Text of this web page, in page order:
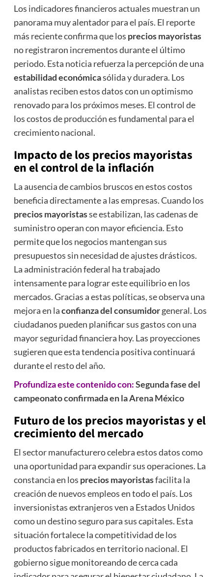
Los indicadores financieros actuales muestran un
panorama muy alentador para el país. El reporte
más reciente confirma que los precios mayoristas
no registraron incrementos durante el último
periodo. Esta noticia refuerza la percepción de una
estabilidad económicasólida y duradera. Los
analistas reciben estos datos con un optimismo
renovado para los próximos meses. El control de
los costos de producción es fundamental para el
crecimiento nacional.
Impacto de los precios mayoristas
en el control de la inflación
La ausencia de cambios bruscos en estos costos
beneficia directamente a las empresas. Cuando los
precios mayoristasse estabilizan, las cadenas de
suministro operan con mayor eficiencia. Esto
permite que los negocios mantengan sus
presupuestos sin necesidad de ajustes drásticos.
La administración federal ha trabajado
intensamente para lograr este equilibrio en los
mercados. Gracias a estas políticas, se observa una
mejora en laconfianza del consumidorgeneral. Los
ciudadanos pueden planificar sus gastos con una
mayor seguridad financiera hoy. Las proyecciones
sugieren que esta tendencia positiva continuará
durante el resto del año.
Profundiza este contenido con:Segunda fase del
campeonato confirmada en la Arena México
Futuro de los precios mayoristasy el
crecimiento del mercado
El sector manufacturero celebra estos datos como
una oportunidad para expandir sus operaciones. La
constancia en los precios mayoristasfacilita la
creación de nuevos empleos en todo el país. Los
inversionistas extranjeros ven a Estados Unidos
como un destino seguro para sus capitales. Esta
situación fortalece la competitividad de los
productos fabricados en territorio nacional. El
gobierno sigue monitoreando de cerca cada